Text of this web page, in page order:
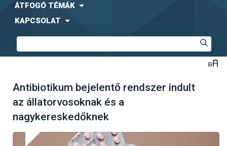
ÁTFOGÓ TÉMÁK
KAPCSOLAT
Antibiotikum bejelentő rendszer indult
az állatorvosoknak és a
nagykereskedőknek